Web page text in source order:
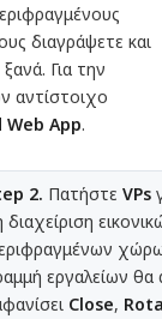
διαγράψετε και
Για την
αντίστοιχο
App.
2. Πατήστε VPs
διαχείριση
εργαλείων θα
Close,